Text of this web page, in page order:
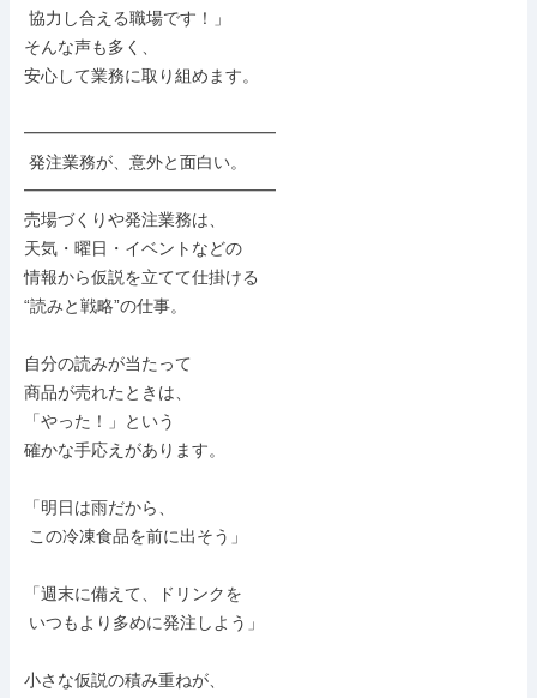
そんな声も多く、
安心して業務に取り組めます。
━━━━━━━━━━━━━━━
━━━━━━━━━━━━━━━
売場づくりや発注業務は、
天気・曜日・イベントなどの
情報から仮説を立てて仕掛ける
“読みと戦略”の仕事。
自分の読みが当たって
商品が売れたときは、
「やった！」という
確かな手応えがあります。
「明日は雨だから、
「週末に備えて、ドリンクを
小さな仮説の積み重ねが、